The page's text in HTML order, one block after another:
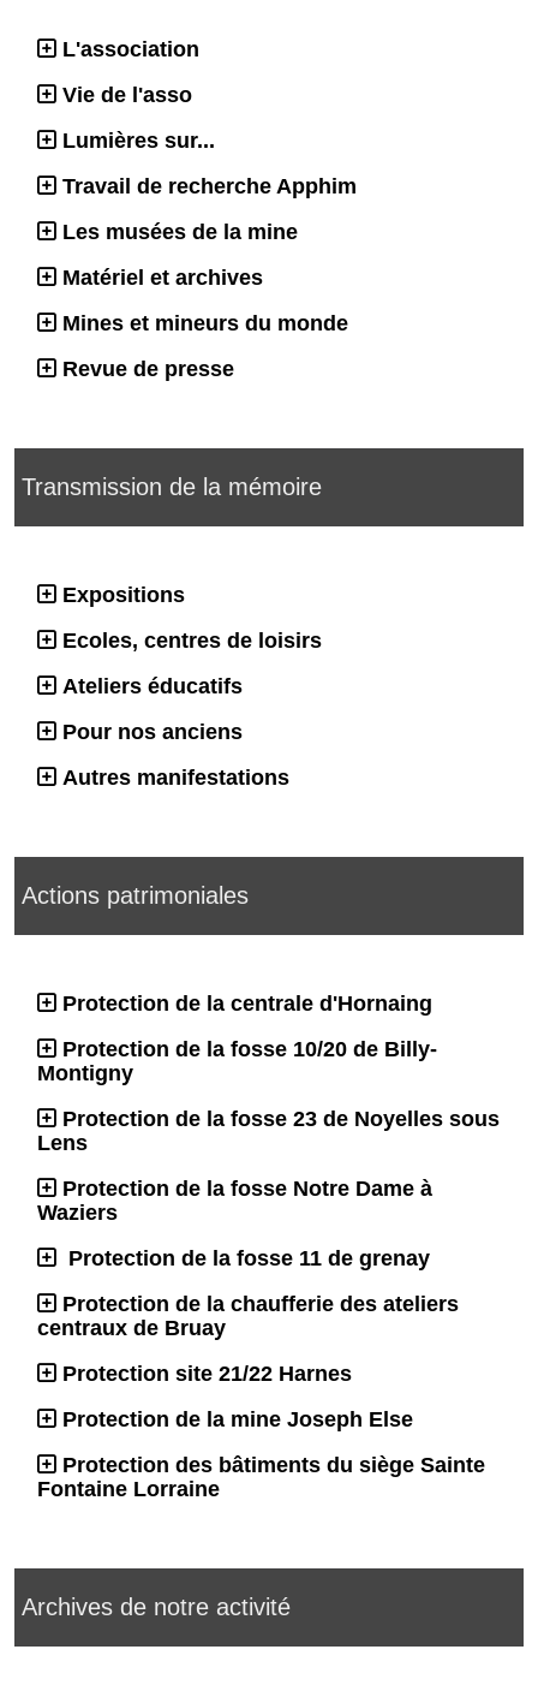
L'association
Vie de l'asso
Lumières sur...
Travail de recherche Apphim
Les musées de la mine
Matériel et archives
Mines et mineurs du monde
Revue de presse
Transmission de la mémoire
Expositions
Ecoles, centres de loisirs
Ateliers éducatifs
Pour nos anciens
Autres manifestations
Actions patrimoniales
Protection de la centrale d'Hornaing
Protection de la fosse 10/20 de Billy-
Montigny
Protection de la fosse 23 de Noyelles sous
Lens
Protection de la fosse Notre Dame à
Waziers
Protection de la fosse 11 de grenay
Protection de la chaufferie des ateliers
centraux de Bruay
Protection site 21/22 Harnes
Protection de la mine Joseph Else
Protection des bâtiments du siège Sainte
Fontaine Lorraine
Archives de notre activité